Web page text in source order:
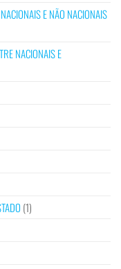
E NÃO NACIONAIS
NACIONAIS E
(1)